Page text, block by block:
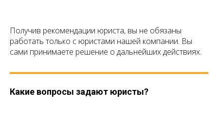
Получив рекомендации юриста, вы не обязаны
работать только с юристами нашей компании. Вы
сами принимаете решение о дальнейших действиях.
Какие вопросы задают юристы?